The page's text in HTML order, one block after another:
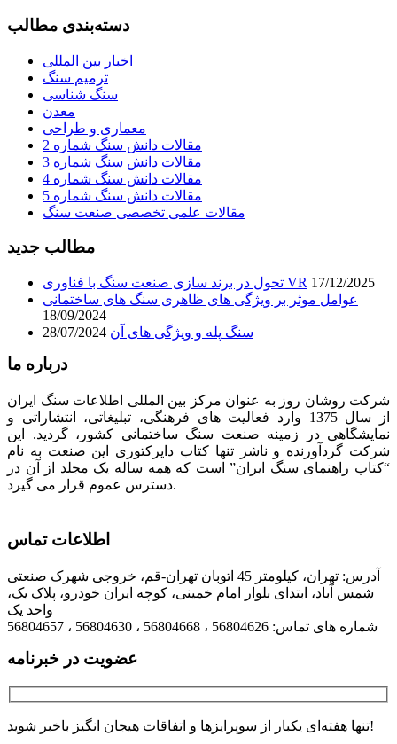
دسته‌بندی مطالب
اخبار بین المللی
ترمیم سنگ
سنگ شناسی
معدن
معماری و طراحی
مقالات دانش سنگ شماره 2
مقالات دانش سنگ شماره 3
مقالات دانش سنگ شماره 4
مقالات دانش سنگ شماره 5
مقالات علمی تخصصی صنعت سنگ
مطالب جدید
تحول در برند سازی صنعت سنگ با فناوری VR 17/12/2025
عوامل موثر بر ویژگی های ظاهری سنگ های ساختمانی
18/09/2024
سنگ پله و ویژگی های آن 28/07/2024
درباره ما
شرکت روشان روز به عنوان مرکز بین المللی اطلاعات سنگ ایران
از سال 1375 وارد فعالیت های فرهنگی، تبلیغاتی، انتشاراتی و
نمایشگاهی در زمینه صنعت سنگ ساختمانی کشور، گردید. این
شرکت گردآورنده و ناشر تنها کتاب دایرکتوری این صنعت به نام
“کتاب راهنمای سنگ ایران” است که همه ساله یک مجلد از آن در
دسترس عموم قرار می گیرد.
اطلاعات تماس
آدرس: تهران، کیلومتر 45 اتوبان تهران-قم، خروجی شهرک صنعتی
شمس آباد، ابتدای بلوار امام خمینی، کوچه ایران خودرو، پلاک یک،
واحد یک
شماره های تماس: 56804626 ، 56804668 ، 56804630 ، 56804657
عضویت در خبرنامه
تنها هفته‌ای یکبار از سوپرایزها و اتفاقات هیجان انگیز باخبر شوید!